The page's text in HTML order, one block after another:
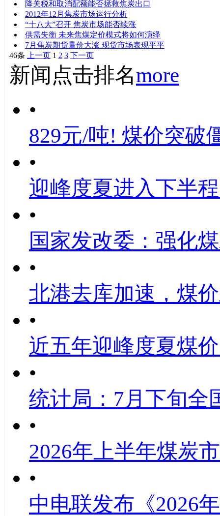
降关税和取消配额能否拯救焦炭出口
2012年12月焦炭市场运行分析
“十八大”召开 焦炭市场能否续涨
供需失衡 未来焦煤定价模式将如何演绎
7月焦炭期货量价大涨 现货市场表现平平
46条
上一页 1 2 3 下一页
新闻点击排名more
•
829元/吨! 煤价突破
•
迎峰度夏进入下半
•
国家发改委：强化
•
北港去库加速，煤
•
近五年迎峰度夏煤
•
统计局：7月下旬全
•
2026年上半年煤炭
•
中电联发布《2026